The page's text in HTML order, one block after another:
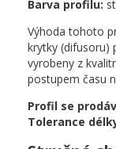
Barva profilu:
Výhoda tohoto
krytky (difusoru)
vyrobeny z
postupem času
Profil se
Tolerance